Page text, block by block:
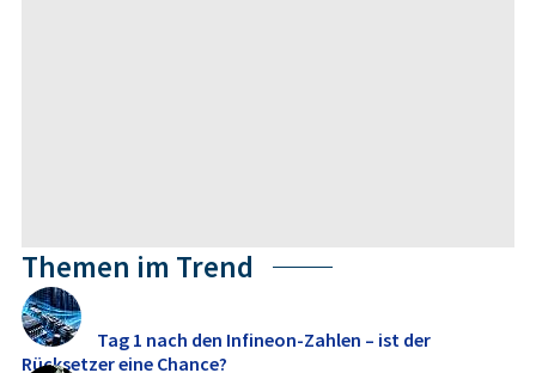
Themen im Trend
Tag 1 nach den Infineon-Zahlen – ist der
Rücksetzer eine Chance?